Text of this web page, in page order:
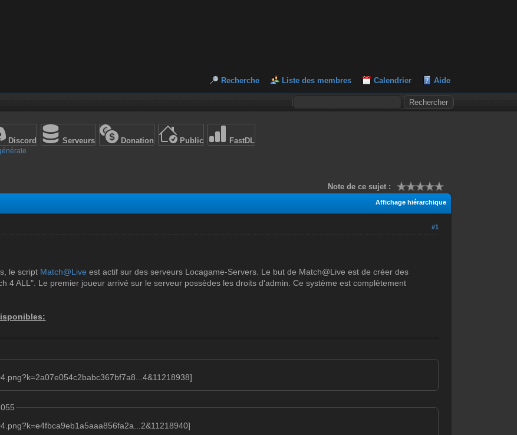
Recherche Liste des membres Calendrier Aide
Discord Serveurs Donation Public FastDL
Note de ce sujet :
Affichage hiérarchique
#1
le script Match@Live est actif sur des serveurs Locagame-Servers. Le but de Match@Live est de créer des
4 ALL". Le premier joueur arrivé sur le serveur possèdes les droits d'admin. Ce système est complètement